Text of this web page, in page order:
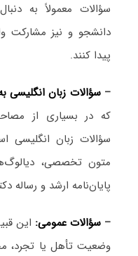
سؤالات معمولاً به
دانشجو و نیز مشارکت
پیدا کنند.
– سؤالات زبان
که در بسیاری از
سؤالات زبان
متون تخصصی،
پایان‌نامه ارشد و رساله
– سؤالات عمومی: این
وضعیت تأهل یا تجرد،